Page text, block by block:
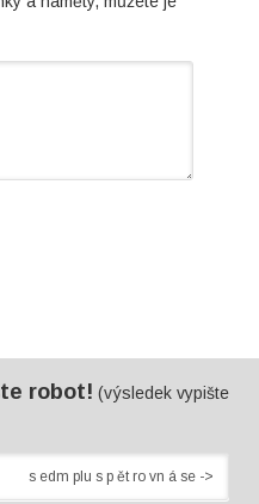
robot! (výsledek vypište